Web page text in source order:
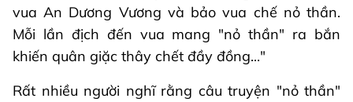
vua An Dương Vương và bảo vua chế nỏ thần.
Mỗi lần địch đến vua mang "nỏ thần" ra bắn
khiến quân giặc thây chết đầy đồng..."
Rất nhiều người nghĩ rằng câu truyện "nỏ thần"